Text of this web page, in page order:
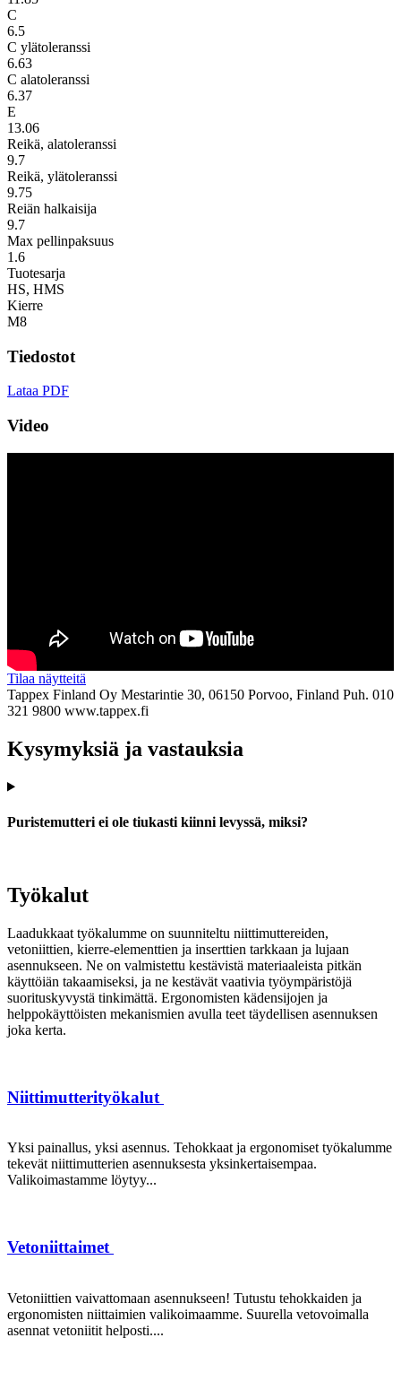
C
6.5
C ylätoleranssi
6.63
C alatoleranssi
6.37
E
13.06
Reikä, alatoleranssi
9.7
Reikä, ylätoleranssi
9.75
Reiän halkaisija
9.7
Max pellinpaksuus
1.6
Tuotesarja
HS, HMS
Kierre
M8
Tiedostot
Lataa PDF
Video
Tilaa näytteitä
Tappex Finland Oy Mestarintie 30, 06150 Porvoo, Finland Puh. 010
321 9800 www.tappex.fi
Kysymyksiä ja vastauksia
Puristemutteri ei ole tiukasti kiinni levyssä, miksi?
Työkalut
Laadukkaat työkalumme on suunniteltu niittimuttereiden,
vetoniittien, kierre-elementtien ja inserttien tarkkaan ja lujaan
asennukseen. Ne on valmistettu kestävistä materiaaleista pitkän
käyttöiän takaamiseksi, ja ne kestävät vaativia työympäristöjä
suorituskyvystä tinkimättä. Ergonomisten kädensijojen ja
helppokäyttöisten mekanismien avulla teet täydellisen asennuksen
joka kerta.
Niittimutterityökalut
Yksi painallus, yksi asennus. Tehokkaat ja ergonomiset työkalumme
tekevät niittimutterien asennuksesta yksinkertaisempaa.
Valikoimastamme löytyy...
Vetoniittaimet
Vetoniittien vaivattomaan asennukseen! Tutustu tehokkaiden ja
ergonomisten niittaimien valikoimaamme. Suurella vetovoimalla
asennat vetoniitit helposti....